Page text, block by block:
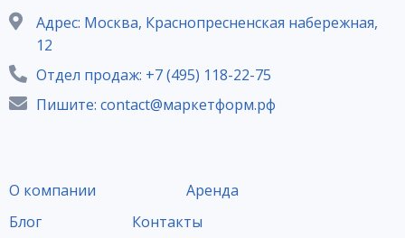
Адрес: Москва, Краснопресненская набережная,
12
Отдел продаж: +7 (495) 118-22-75
Пишите: contact@маркетформ.рф
О компании
Аренда
Блог
Контакты